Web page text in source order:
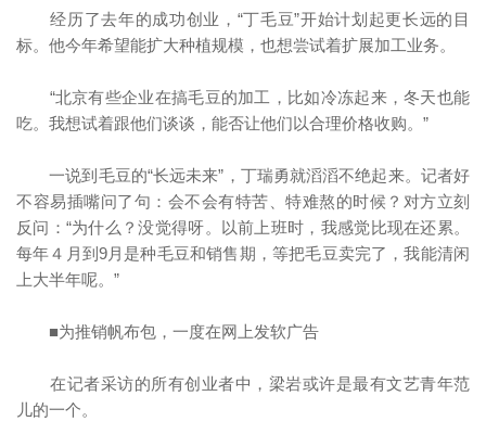
经历了去年的成功创业，“丁毛豆”开始计划起更长远的目
标。他今年希望能扩大种植规模，也想尝试着扩展加工业务。
“北京有些企业在搞毛豆的加工，比如冷冻起来，冬天也能
吃。我想试着跟他们谈谈，能否让他们以合理价格收购。”
一说到毛豆的“长远未来”，丁瑞勇就滔滔不绝起来。记者好
不容易插嘴问了句：会不会有特苦、特难熬的时候？对方立刻
反问：“为什么？没觉得呀。以前上班时，我感觉比现在还累。
每年４月到9月是种毛豆和销售期，等把毛豆卖完了，我能清闲
上大半年呢。”
■为推销帆布包，一度在网上发软广告
在记者采访的所有创业者中，梁岩或许是最有文艺青年范
儿的一个。